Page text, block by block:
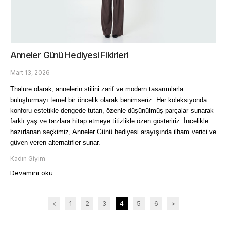
Anneler Günü Hediyesi Fikirleri
Mart 13, 2026
Thalure olarak, annelerin stilini zarif ve modern tasarımlarla
buluşturmayı temel bir öncelik olarak benimseriz. Her koleksiyonda
konforu estetikle dengede tutan, özenle düşünülmüş parçalar sunarak
farklı yaş ve tarzlara hitap etmeye titizlikle özen gösteririz. İncelikle
hazırlanan seçkimiz, Anneler Günü hediyesi arayışında ilham verici ve
güven veren alternatifler sunar.
Kadın Giyim
Devamını oku
< 1 2 3 4 5 6 >